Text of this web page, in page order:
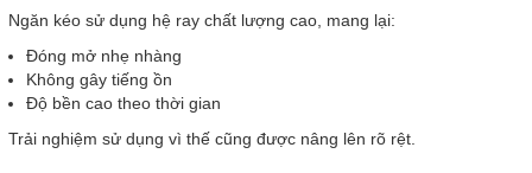
Ngăn kéo sử dụng hệ ray chất lượng cao, mang lại:
Đóng mở nhẹ nhàng
Không gây tiếng ồn
Độ bền cao theo thời gian
Trải nghiệm sử dụng vì thế cũng được nâng lên rõ rệt.